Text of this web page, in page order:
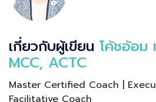
เกี่ยวกับผู้เขียน โค้ชอ้อม
MCC, ACTC
Master Certified Coach |